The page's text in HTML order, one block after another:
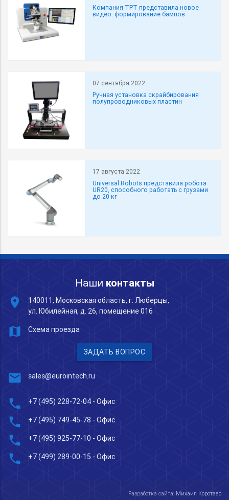
Компания TPT представила новое
видео: формирование бампов
07 сентября 2022
Ручная установка скрайбирования
полупроводниковых пластин
17 августа 2022
Universal Robots представила робота
UR20, способного работать с грузами
до 20 кг
Наши контакты
place
140011, Московская область, г. Люберцы,
ул. Юбилейная, д. 26, помещение 016
map Схема проезда
ЗАДАТЬ ВОПРОС
mail sales@eurointech.ru
phone +7 (495) 228-72-04 - Офис
phone +7 (495) 749-45-78 - Офис
phone +7 (495) 925-77-10 - Офис
phone +7 (499) 289-00-15 - Офис
Разработка сайта: Михаил Коротаев